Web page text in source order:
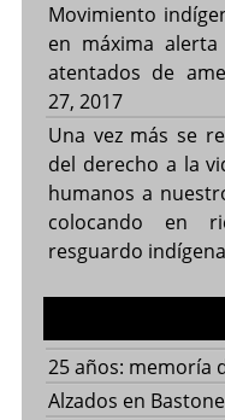
Movimiento
en máxima
atentados de
27, 2017
Una vez más se
del derecho a la
humanos a
colocando en
resguardo
25 años: memoría
Alzados en